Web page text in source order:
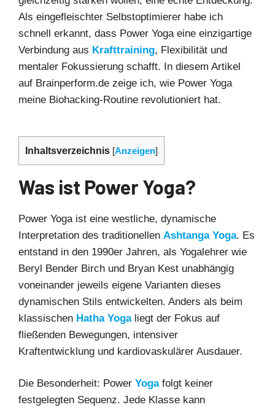
Als eingefleischter Selbstoptimierer habe ich
schnell erkannt, dass Power Yoga eine einzigartige
Verbindung aus Krafttraining, Flexibilität und
mentaler Fokussierung schafft. In diesem Artikel
auf Brainperform.de zeige ich, wie Power Yoga
meine Biohacking-Routine revolutioniert hat.
Inhaltsverzeichnis [Anzeigen]
Was ist Power Yoga?
Power Yoga ist eine westliche, dynamische
Interpretation des traditionellen Ashtanga Yoga. Es
entstand in den 1990er Jahren, als Yogalehrer wie
Beryl Bender Birch und Bryan Kest unabhängig
voneinander jeweils eigene Varianten dieses
dynamischen Stils entwickelten. Anders als beim
klassischen Hatha Yogaliegt der Fokus auf
fließenden Bewegungen, intensiver
Kraftentwicklung und kardiovaskulärer Ausdauer.
Die Besonderheit: Power Yogafolgt keiner
festgelegten Sequenz. Jede Klasse kann